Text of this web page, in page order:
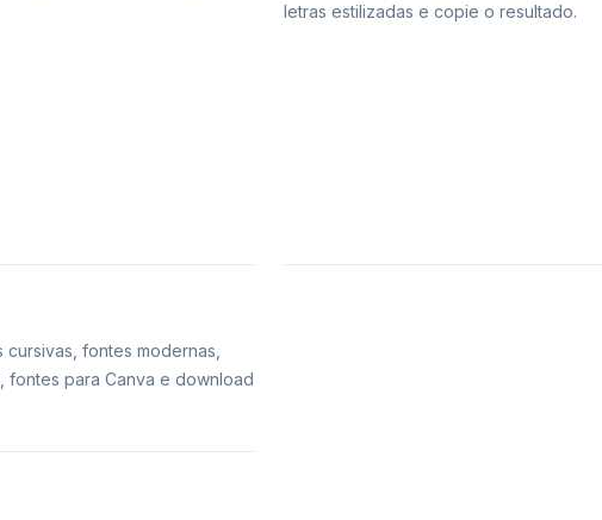
letras estilizadas e copie o resultado.
fontes modernas,
fontes para Canva e download